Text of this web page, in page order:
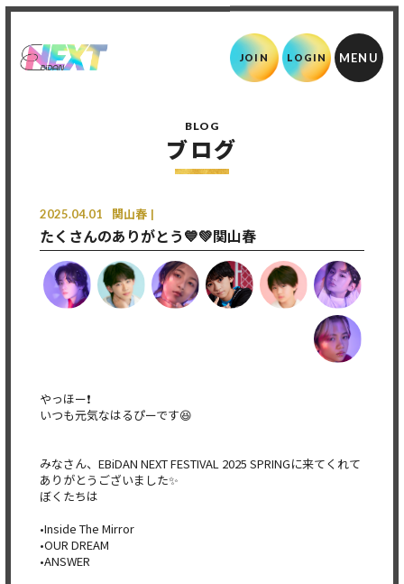
JOIN LOGIN
BLOG
ブログ
2025.04.01 関山春
たくさんのありがとう💙💚関山春
やっほー❗️
いつも元気なはるぴーです😆
みなさん、EBiDAN NEXT FESTIVAL 2025 SPRINGに来てくれて
ありがとうございました✨
ぼくたちは
•Inside The Mirror
•OUR DREAM
•ANSWER